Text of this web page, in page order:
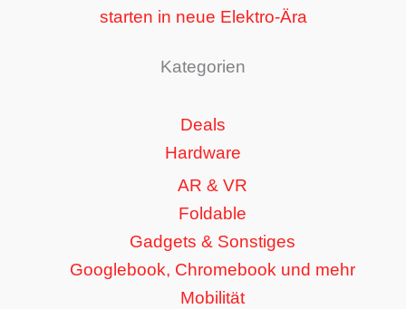
starten in neue Elektro-Ära
Kategorien
Deals
Hardware
AR & VR
Foldable
Gadgets & Sonstiges
Googlebook, Chromebook und mehr
Mobilität